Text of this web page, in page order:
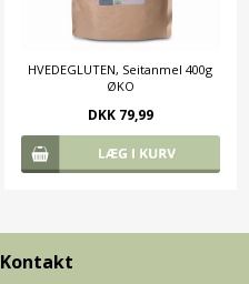
HVEDEGLUTEN, Seitanmel 400g
ØKO
DKK 79,99
Kontakt